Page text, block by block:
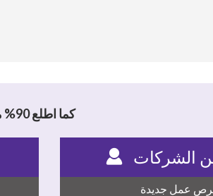
كما اطلع 90% من العاملين في صناعة الطباعة والتغليف على ما يلي
الشركات
عمل جديدة